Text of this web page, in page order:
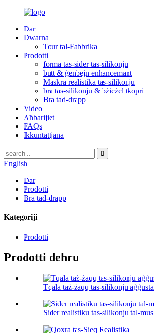
Dar
Dwarna
Tour tal-Fabbrika
Prodotti
forma tas-sider tas-silikonju
butt & ġenbejn enhancemant
Maskra realistika tas-silikonju
bra tas-silikonju & bżieżel tkopri
Bra tad-drapp
Video
Aħbarijiet
FAQs
Ikkuntattjana
English
Dar
Prodotti
Bra tad-drapp
Kategoriji
Prodotti
Prodotti dehru
Tqala taż-żaqq tas-silikonju
Sider realistiku tas-silikonju tal-